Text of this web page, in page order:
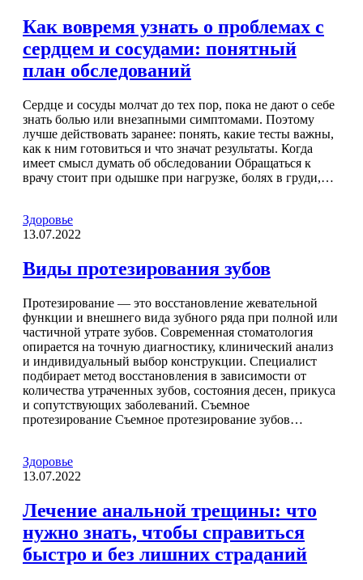
Как вовремя узнать о проблемах с
сердцем и сосудами: понятный
план обследований
Сердце и сосуды молчат до тех пор, пока не дают о себе
знать болью или внезапными симптомами. Поэтому
лучше действовать заранее: понять, какие тесты важны,
как к ним готовиться и что значат результаты. Когда
имеет смысл думать об обследовании Обращаться к
врачу стоит при одышке при нагрузке, болях в груди,…
Здоровье
13.07.2022
Виды протезирования зубов
Протезирование — это восстановление жевательной
функции и внешнего вида зубного ряда при полной или
частичной утрате зубов. Современная стоматология
опирается на точную диагностику, клинический анализ
и индивидуальный выбор конструкции. Специалист
подбирает метод восстановления в зависимости от
количества утраченных зубов, состояния десен, прикуса
и сопутствующих заболеваний. Съемное
протезирование Съемное протезирование зубов…
Здоровье
13.07.2022
Лечение анальной трещины: что
нужно знать, чтобы справиться
быстро и без лишних страданий